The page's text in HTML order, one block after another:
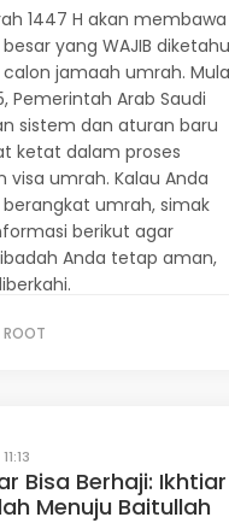
1447 H akan membawa
yang WAJIB
jamaah umrah.
Pemerintah Arab Saudi
sistem dan aturan baru
ketat dalam proses
visa umrah. Kalau Anda
umrah, simak
berikut agar
Anda tetap aman,
Bisa Berhaji: Ikhtiar
Menuju Baitullah